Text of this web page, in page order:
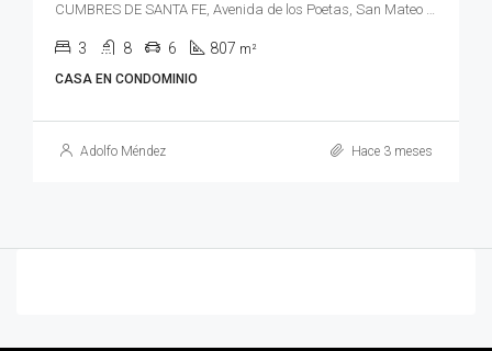
CUMBRES DE SANTA FE, Avenida de los Poetas, San Mateo Tlaltenango, Ciudad de México, CDMX, México
3 8 6 807 m²
CASA EN CONDOMINIO
Adolfo Méndez Hace 3 meses